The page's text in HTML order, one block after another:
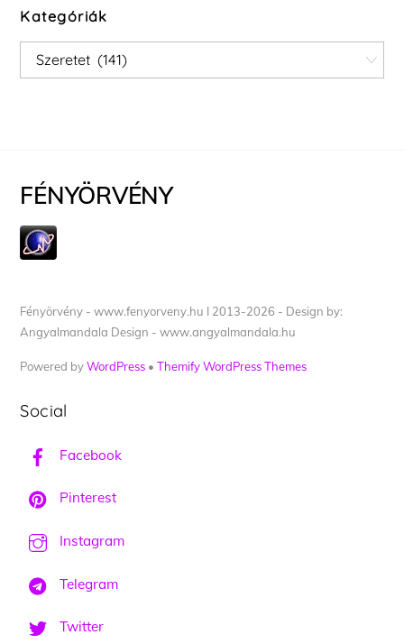
Kategóriák
Kategóriák
FÉNYÖRVÉNY
Fényörvény - www.fenyorveny.hu I 2013-2026 - Design by:
Angyalmandala Design - www.angyalmandala.hu
Powered byWordPress •Themify WordPress Themes
Social
Facebook
Pinterest
Instagram
Telegram
Twitter